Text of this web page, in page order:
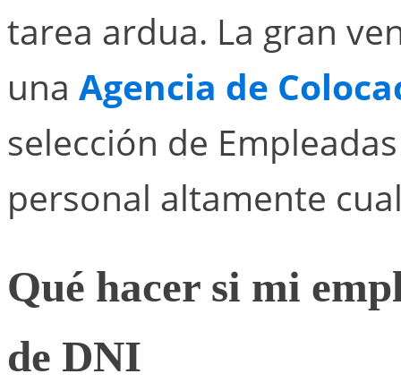
tarea ardua. La gran
una Agencia de
selección de
personal altamente
Qué hacer si mi
de DNI